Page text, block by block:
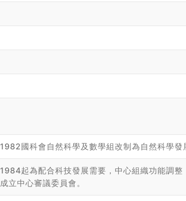
1982國科會自然科學及數學組改制為自然科學發
1984起為配合科技發展需要，中心組織功能調整
成立中心審議委員會。